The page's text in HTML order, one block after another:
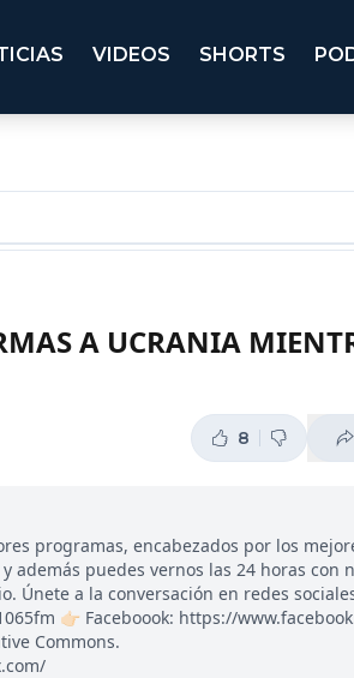
VIDEOS SHORTS
A UCRANIA
8
programas, encabezados por los
además puedes vernos las 24 horas con
a la conversación en redes sociales:
👉🏻 Faceboook: https://
Commons.